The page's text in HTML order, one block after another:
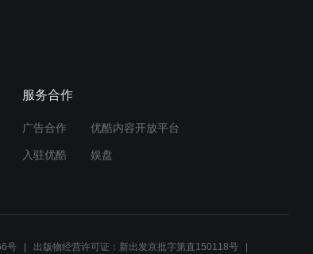
服务合作
广告合作 优酷内容开放平台
入驻优酷 娱盘
号 出版物经营许可证：新出发京批字第直150118号